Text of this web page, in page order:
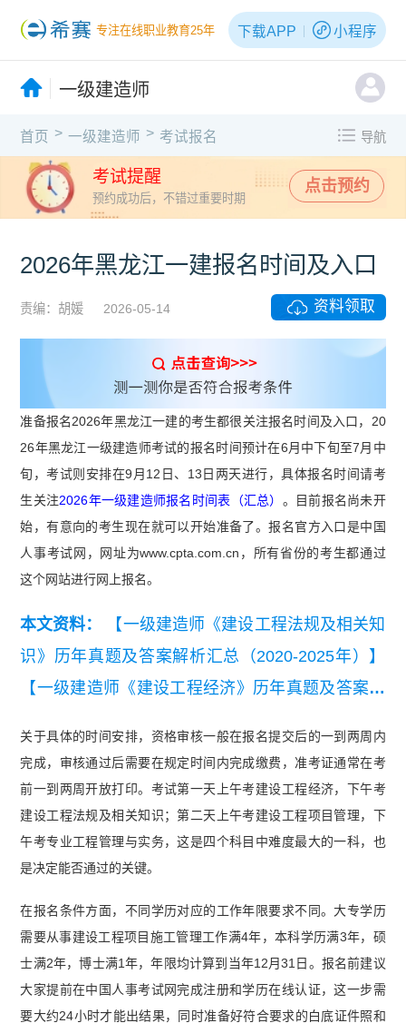
专注在线职业教育25年 下载APP 小程序
一级建造师
首页 > 一级建造师 > 考试报名 导航
考试提醒
预约成功后，不错过重要时期
点击预约
2026年黑龙江一建报名时间及入口
责编：胡媛 2026-05-14 资料领取
准备报名2026年黑龙江一建的考生都很关注报名时间及入口，20
26年黑龙江一级建造师考试的报名时间预计在6月中下旬至7月中
旬，考试则安排在9月12日、13日两天进行，具体报名时间请考
生关注2026年一级建造师报名时间表（汇总） 。目前报名尚未开
始，有意向的考生现在就可以开始准备了。报名官方入口是中国
人事考试网，网址为www.cpta.com.cn，所有省份的考生都通过
这个网站进行网上报名。
本文资料：
【一级建造师《建设工程法规及相关知
识》历年真题及答案解析汇总（2020-2025年）】
【一级建造师《建设工程经济》历年真题及答案解
关于具体的时间安排，资格审核一般在报名提交后的一到两周内
完成，审核通过后需要在规定时间内完成缴费，准考证通常在考
前一到两周开放打印。考试第一天上午考建设工程经济，下午考
建设工程法规及相关知识；第二天上午考建设工程项目管理，下
午考专业工程管理与实务，这是四个科目中难度最大的一科，也
是决定能否通过的关键。
在报名条件方面，不同学历对应的工作年限要求不同。大专学历
需要从事建设工程项目施工管理工作满4年，本科学历满3年，硕
士满2年，博士满1年，年限均计算到当年12月31日。报名前建议
大家提前在中国人事考试网完成注册和学历在线认证，这一步需
要大约24小时才能出结果，同时准备好符合要求的白底证件照和